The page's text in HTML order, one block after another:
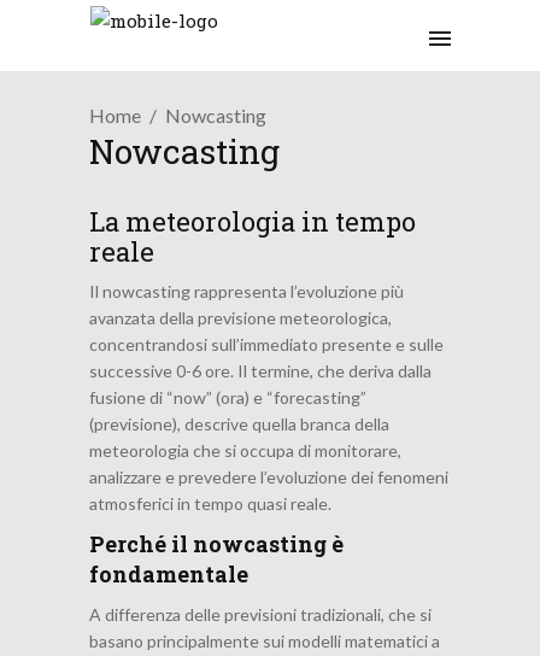
Home Nowcasting
Nowcasting
La meteorologia in tempo
reale
Il nowcasting rappresenta l’evoluzione più
avanzata della previsione meteorologica,
concentrandosi sull’immediato presente e sulle
successive 0-6 ore. Il termine, che deriva dalla
fusione di “now” (ora) e “forecasting”
(previsione), descrive quella branca della
meteorologia che si occupa di monitorare,
analizzare e prevedere l’evoluzione dei fenomeni
atmosferici in tempo quasi reale.
Perché il nowcasting è
fondamentale
A differenza delle previsioni tradizionali, che si
basano principalmente sui modelli matematici a